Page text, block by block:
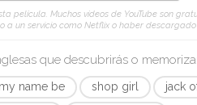
película. Muchos vídeos de YouTube son
a un servicio como Netflix o haber
que descubrirás o
my name be shop girl jack